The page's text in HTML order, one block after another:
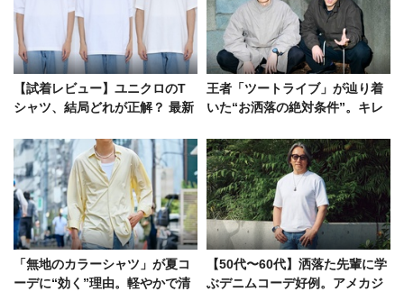
【試着レビュー】ユニクロのT
シャツ、結局どれが正解？ 最新
テムを着てみた
王者「ツートライブ」が辿り着
いた“お洒落の絶対条件”。キレ
「無地のカラーシャツ」が夏コ
ーデに“効く”理由。軽やかで清
【50代〜60代】洒落た先輩に学
ぶデニムコーデ好例。アメカジ